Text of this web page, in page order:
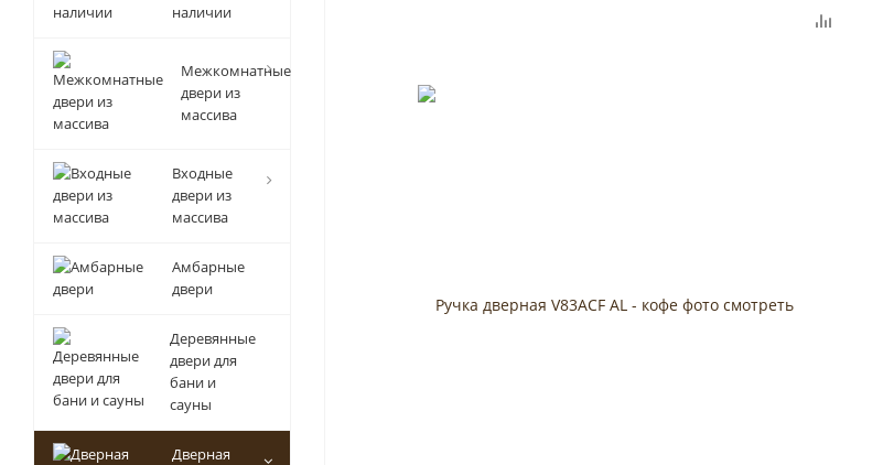
наличии
Межкомнатные
двери из
массива
Входные
двери из
массива
Амбарные
двери
Деревянные
двери для
бани и
сауны
Дверная